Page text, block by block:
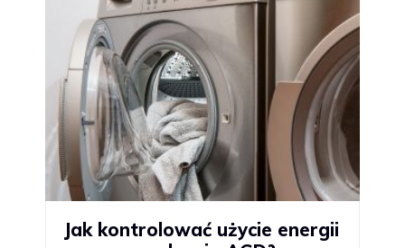
Jak kontrolować użycie energii